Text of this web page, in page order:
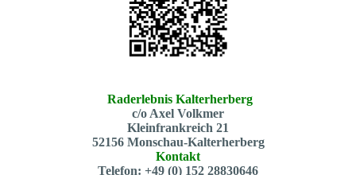
Raderlebnis Kalterherberg
c/o Axel Volkmer
Kleinfrankreich 21
52156 Monschau-Kalterherberg
Kontakt
Telefon: +49 (0) 152 28830646